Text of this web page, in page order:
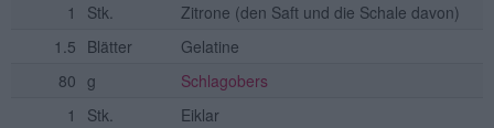
1
Stk. Zitrone (den Saft und die Schale davon)
1.5 Blätter
Gelatine
80 g
Schlagobers
1
Stk. Eiklar